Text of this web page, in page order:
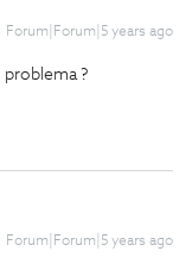
Forum|Forum|5 years ago
?
Forum|Forum|5 years ago